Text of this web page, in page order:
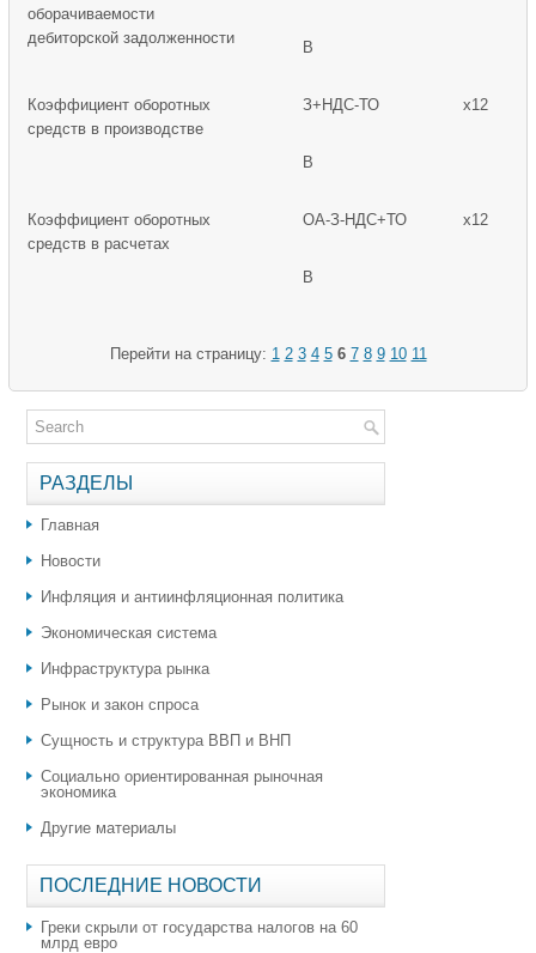
оборачиваемости
дебиторской задолженности
В
Коэффициент оборотных
средств в производстве
З+НДС-ТО х12
В
Коэффициент оборотных
средств в расчетах
ОА-З-НДС+ТО х12
В
Перейти на страницу: 1 2 3 4 5 6 7 8 9 10 11
РАЗДЕЛЫ
Главная
Новости
Инфляция и антиинфляционная политика
Экономическая система
Инфраструктура рынка
Рынок и закон спроса
Сущность и структура ВВП и ВНП
Социально ориентированная рыночная
экономика
Другие материалы
ПОСЛЕДНИЕ НОВОСТИ
Греки скрыли от государства налогов на 60
млрд евро